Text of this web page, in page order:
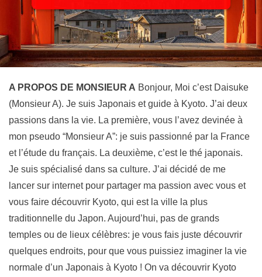
A PROPOS DE MONSIEUR A Bonjour, Moi c’est Daisuke
(Monsieur A). Je suis Japonais et guide à Kyoto. J’ai deux
passions dans la vie. La première, vous l’avez devinée à
mon pseudo “Monsieur A”: je suis passionné par la France
et l’étude du français. La deuxième, c’est le thé japonais.
Je suis spécialisé dans sa culture. J’ai décidé de me
lancer sur internet pour partager ma passion avec vous et
vous faire découvrir Kyoto, qui est la ville la plus
traditionnelle du Japon. Aujourd’hui, pas de grands
temples ou de lieux célèbres: je vous fais juste découvrir
quelques endroits, pour que vous puissiez imaginer la vie
normale d’un Japonais à Kyoto ! On va découvrir Kyoto